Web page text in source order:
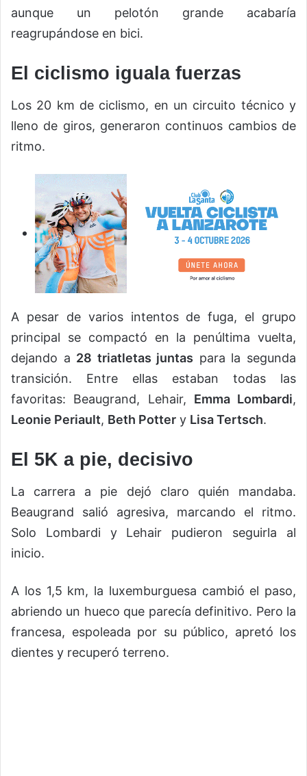
aunque un pelotón grande acabaría
reagrupándose en bici.
El ciclismo iguala fuerzas
Los 20 km de ciclismo, en un circuito técnico y
lleno de giros, generaron continuos cambios de
ritmo.
A pesar de varios intentos de fuga, el grupo
principal se compactó en la penúltima vuelta,
dejando a 28 triatletas juntas para la segunda
transición. Entre ellas estaban todas las
favoritas: Beaugrand, Lehair, Emma Lombardi,
Leonie Periault, Beth Potter y Lisa Tertsch.
El 5K a pie, decisivo
La carrera a pie dejó claro quién mandaba.
Beaugrand salió agresiva, marcando el ritmo.
Solo Lombardi y Lehair pudieron seguirla al
inicio.
A los 1,5 km, la luxemburguesa cambió el paso,
abriendo un hueco que parecía definitivo. Pero la
francesa, espoleada por su público, apretó los
dientes y recuperó terreno.